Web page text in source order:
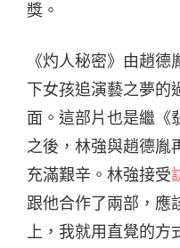
獎。
《灼人秘密》由趙
下女孩追演藝之夢的
面。這部片也是繼《
之後，林強與趙德胤
充滿艱辛。林強接受
跟他合作了兩部，應
上，我就用直覺的方